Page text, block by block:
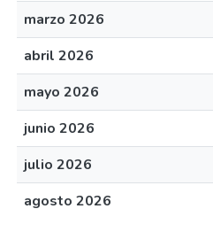
marzo 2026
abril 2026
mayo 2026
junio 2026
julio 2026
agosto 2026